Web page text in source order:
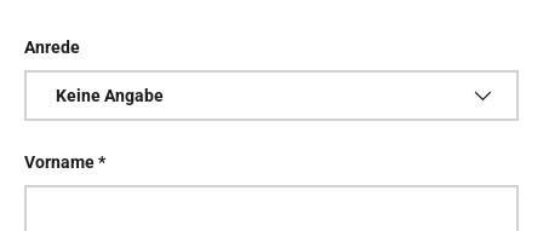
Anrede
Vorname